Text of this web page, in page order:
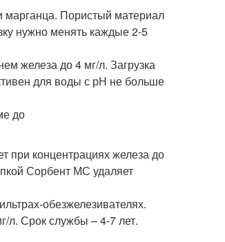
марганца. Пористый материал
нужно менять каждые 2-5
железа до 4 мг/л. Загрузка
для воды с рН не больше
при концентрациях железа до
Сорбент МС удаляет
обезжелезивателях.
л. Срок службы – 4-7 лет.